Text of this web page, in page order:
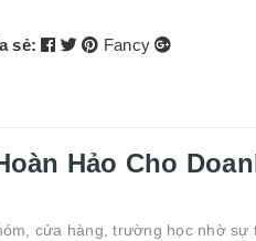
sẻ: Fancy
Hảo Cho
cửa hàng, trường học nhờ sự